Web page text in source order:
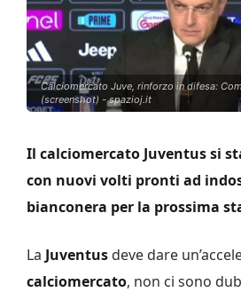
Calciomercato Juve, rinforzo in difesa:
(screenshot) - spazioj.it
Il calciomercato Juventus si
con nuovi volti pronti ad
bianconera per la prossima
La Juventus deve dare
calciomercato, non ci sono